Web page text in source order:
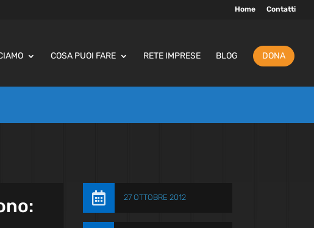
Home Contatti
COSA PUOI FARE RETE IMPRESE BLOG DONA
 27 OTTOBRE 2012